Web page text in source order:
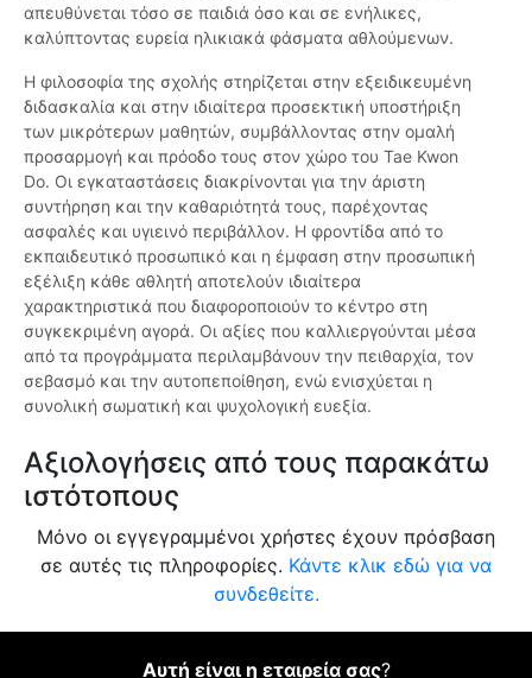
απευθύνεται τόσο σε παιδιά όσο και σε ενήλικες,
καλύπτοντας ευρεία ηλικιακά φάσματα αθλούμενων.
Η φιλοσοφία της σχολής στηρίζεται στην εξειδικευμένη
διδασκαλία και στην ιδιαίτερα προσεκτική υποστήριξη
των μικρότερων μαθητών, συμβάλλοντας στην ομαλή
προσαρμογή και πρόοδο τους στον χώρο του Tae Kwon
Do. Οι εγκαταστάσεις διακρίνονται για την άριστη
συντήρηση και την καθαριότητά τους, παρέχοντας
ασφαλές και υγιεινό περιβάλλον. Η φροντίδα από το
εκπαιδευτικό προσωπικό και η έμφαση στην προσωπική
εξέλιξη κάθε αθλητή αποτελούν ιδιαίτερα
χαρακτηριστικά που διαφοροποιούν το κέντρο στη
συγκεκριμένη αγορά. Οι αξίες που καλλιεργούνται μέσα
από τα προγράμματα περιλαμβάνουν την πειθαρχία, τον
σεβασμό και την αυτοπεποίθηση, ενώ ενισχύεται η
συνολική σωματική και ψυχολογική ευεξία.
Αξιολογήσεις από τους παρακάτω
ιστότοπους
Μόνο οι εγγεγραμμένοι χρήστες έχουν πρόσβαση
σε αυτές τις πληροφορίες. Κάντε κλικ εδώ για να
συνδεθείτε.
Αυτή είναι η εταιρεία σας?